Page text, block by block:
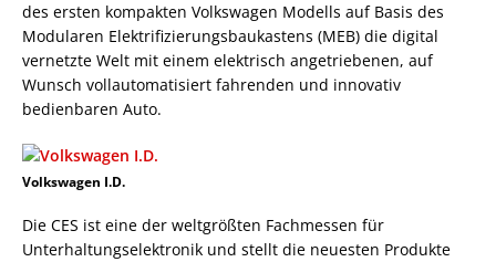
des ersten kompakten Volkswagen Modells auf Basis des
Modularen Elektrifizierungsbaukastens (MEB) die digital
vernetzte Welt mit einem elektrisch angetriebenen, auf
Wunsch vollautomatisiert fahrenden und innovativ
bedienbaren Auto.
Volkswagen I.D.
Die CES ist eine der weltgrößten Fachmessen für
Unterhaltungs­elektronik und stellt die neuesten Produkte